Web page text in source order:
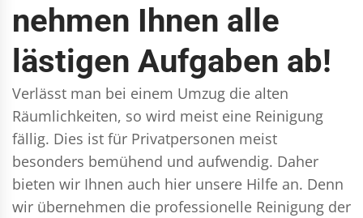
nehmen Ihnen alle
lästigen Aufgaben ab!
Verlässt man bei einem Umzug die alten
Räumlichkeiten, so wird meist eine Reinigung
fällig. Dies ist für Privatpersonen meist
besonders bemühend und aufwendig. Daher
bieten wir Ihnen auch hier unsere Hilfe an. Denn
wir übernehmen die professionelle Reinigung der